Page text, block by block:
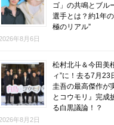
ゴ」の共鳴とブル
選手とは？約1年
極のリアル”
年8月6日
松村北斗＆今田美
ィ”に！去る7月
圭吾の最高傑作が
とコウモリ』完成
る白黒議論！？
年8月2日